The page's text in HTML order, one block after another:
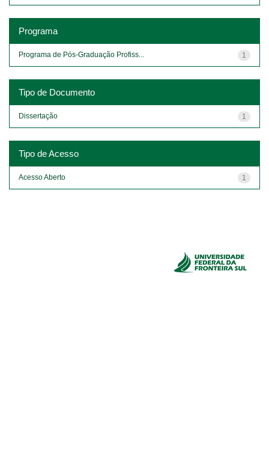
Programa
1
Programa de Pós-Graduação Profiss...
Tipo de Documento
1
Dissertação
Tipo de Acesso
1
Acesso Aberto